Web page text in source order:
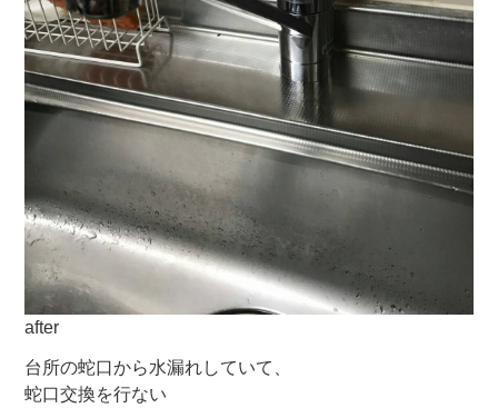
after
台所の蛇口から水漏れしていて、
蛇口交換を行ない